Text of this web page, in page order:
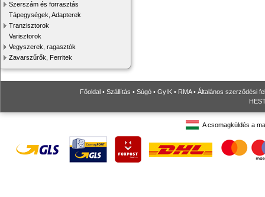
Szerszám és forrasztás
Tápegységek, Adapterek
Tranzisztorok
Varisztorok
Vegyszerek, ragasztók
Zavarszűrők, Ferritek
Főoldal • Szállítás • Súgó • GyIK • RMA• Általános szerződési
A csomagküldés a